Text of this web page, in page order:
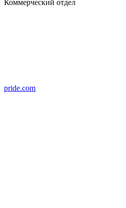
Коммерческий отдел
pride.com